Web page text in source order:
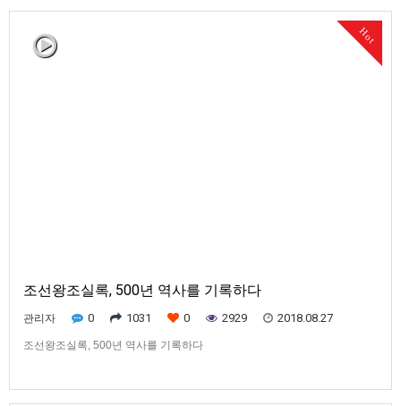
Hot
조선왕조실록, 500년 역사를 기록하다
관리자 0 1031 0 2929 2018.08.27
조선왕조실록, 500년 역사를 기록하다